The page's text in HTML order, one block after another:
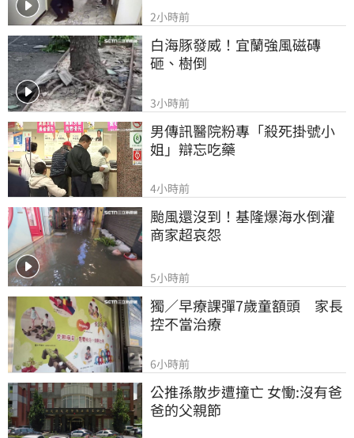
2小時前
白海豚發威！宜蘭強風磁磚
砸、樹倒
3小時前
男傳訊醫院粉專「殺死掛號小
姐」辯忘吃藥
4小時前
颱風還沒到！基隆爆海水倒灌
商家超哀怨
5小時前
獨／早療課彈7歲童額頭　家長
控不當治療
6小時前
公推孫散步遭撞亡 女慟:沒有爸
爸的父親節